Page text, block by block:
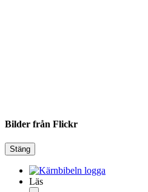
Bilder från Flickr
Stäng
Läs